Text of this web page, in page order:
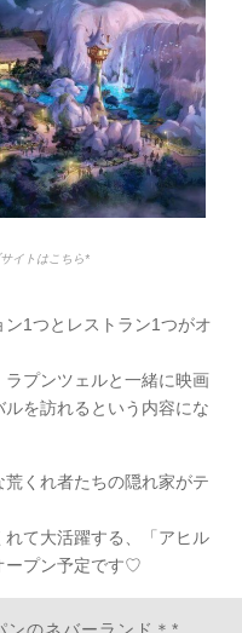
イトはこちら*
1つとレストラン1つがオ
プンツェルと一緒に映画
を訪れるという内容にな
くれ者たちの隠れ家がテ
て大活躍する、「アヒル
ープン予定です♡